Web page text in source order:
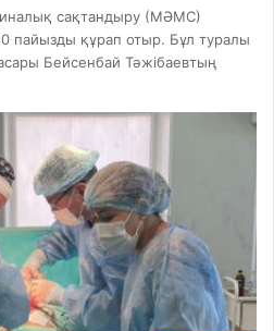
сақтандыру (МӘМС)
пайызды құрап отыр. Бұл туралы
Бейсенбай Тәжібаевтың